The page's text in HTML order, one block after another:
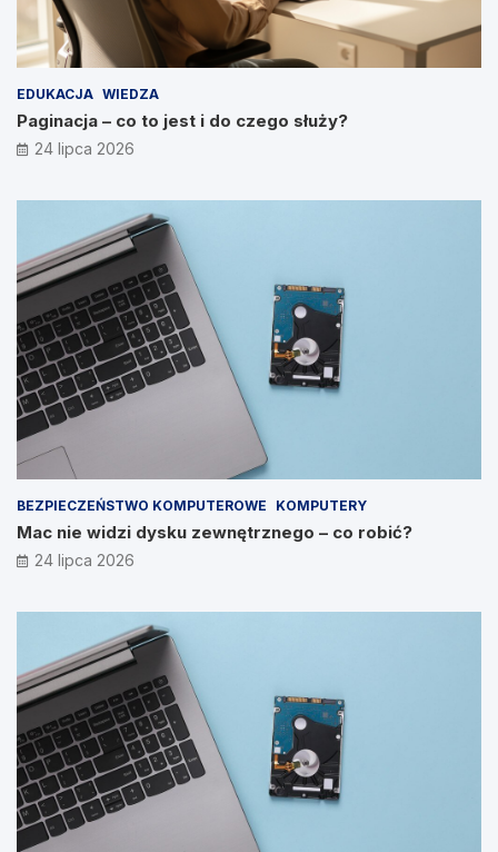
EDUKACJA WIEDZA
Paginacja – co to jest i do czego służy?
24 lipca 2026
BEZPIECZEŃSTWO KOMPUTEROWE KOMPUTERY
Mac nie widzi dysku zewnętrznego – co robić?
24 lipca 2026